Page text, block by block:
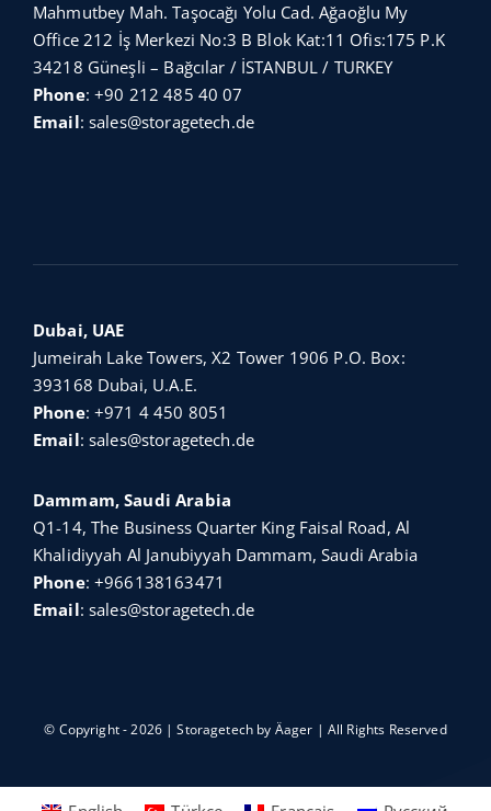
Mahmutbey Mah. Taşocağı Yolu Cad. Ağaoğlu My
Office 212 İş Merkezi No:3 B Blok Kat:11 Ofis:175 P.K
34218 Güneşli – Bağcılar / İSTANBUL / TURKEY
Phone:+90 212 485 40 07
Email:sales@storagetech.de
Dubai, UAE
Jumeirah Lake Towers, X2 Tower 1906 P.O. Box:
393168 Dubai, U.A.E.
Phone:+971 4 450 8051
Email:sales@storagetech.de
Dammam, Saudi Arabia
Q1-14, The Business Quarter King Faisal Road, Al
Khalidiyyah Al Janubiyyah Dammam, Saudi Arabia
Phone:+966138163471
Email:sales@storagetech.de
© Copyright - 2026 | Storagetech by Äager | All Rights Reserved